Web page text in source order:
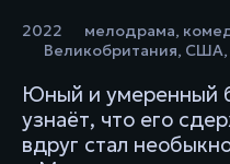
2022 мелодрама,
Великобритания, США,
Юный и умеренный
узнаёт, что его
вдруг стал